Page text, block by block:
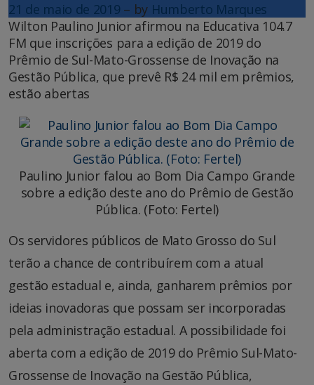
21 de maio de 2019 – by Humberto Marques
Wilton Paulino Junior afirmou na Educativa 104.7
FM que inscrições para a edição de 2019 do
Prêmio de Sul-Mato-Grossense de Inovação na
Gestão Pública, que prevê R$ 24 mil em prêmios,
estão abertas
Paulino Junior falou ao Bom Dia Campo Grande
sobre a edição deste ano do Prêmio de Gestão
Pública. (Foto: Fertel)
Os servidores públicos de Mato Grosso do Sul
terão a chance de contribuírem com a atual
gestão estadual e, ainda, ganharem prêmios por
ideias inovadoras que possam ser incorporadas
pela administração estadual. A possibilidade foi
aberta com a edição de 2019 do Prêmio Sul-Mato-
Grossense de Inovação na Gestão Pública,